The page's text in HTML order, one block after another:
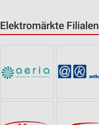
Elektromärkte Filialen